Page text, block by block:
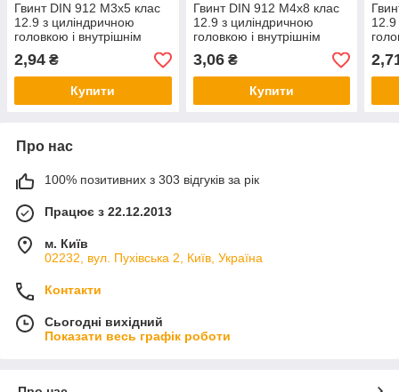
Гвинт DIN 912 М3х5 клас
12.9 з циліндричною
головкою і внутрішнім
шестигранником без
покриття
2,94 ₴
Купити
Гвинт DIN 912 М4х8 клас
12.9 з циліндричною
головкою і внутрішнім
шестигранником без
покриття
3,06₴
Купити
12.9
Про нас
100% позитивних з 303 відгуків за рік
Працює з 22.12.2013
м. Київ
02232, вул. Пухівська 2, Київ, Україна
Контакти
Сьогодні вихідний
Показати весь графік роботи